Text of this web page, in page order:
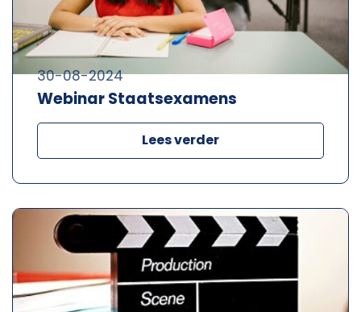
Webinar Staatsexamens
30-08-2024
Lees verder